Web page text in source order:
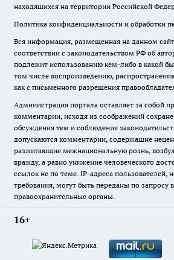
находящихся на территории Российской
Политика конфиденциальности и обработки
Вся информация, размещенная на данном
соответствии с законодательством РФ об
подлежит использованию кем-либо в какой
том числе воспроизведению,
как с письменного разрешения
Администрация портала оставляет за собой
комментарии, исходя из соображений
обсуждения тем и соблюдения
допускаются комментарии, содержащие
разжигающие межнациональную рознь,
вражду, а равно унижение человеческого
ссылок не по теме. IP-адреса пользователей,
требования, могут быть переданы по запросу
правоохранительные органы.
16+